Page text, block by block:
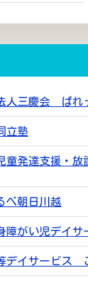
人三慶会 ぱれ
立塾
童発達支援・放
べ朝日川越
障がい児デイ
デイサービス